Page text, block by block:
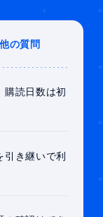
の質問
購読日数は初
引き継いで利